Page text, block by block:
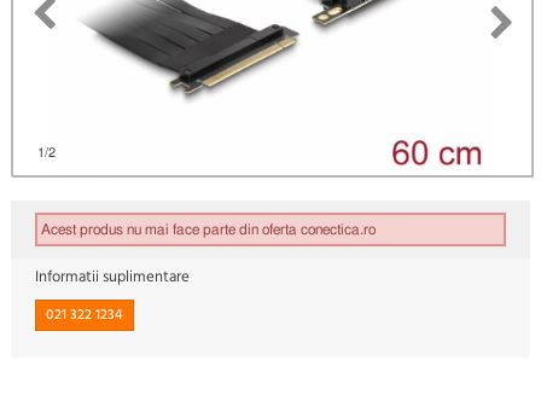
1/2
Acest produs nu mai face parte din oferta conectica.ro
Informatii suplimentare
021 322 1234